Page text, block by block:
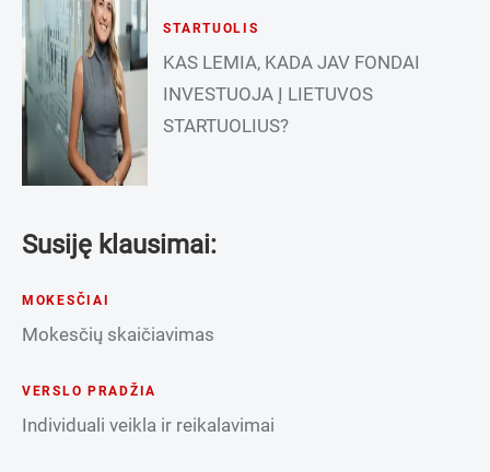
STARTUOLIS
KAS LEMIA, KADA JAV FONDAI
INVESTUOJA Į LIETUVOS
STARTUOLIUS?
Susiję klausimai:
MOKESČIAI
Mokesčių skaičiavimas
VERSLO PRADŽIA
Individuali veikla ir reikalavimai